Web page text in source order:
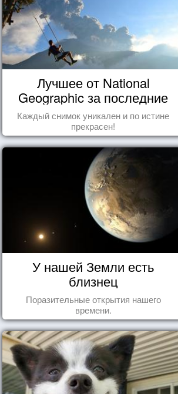
Лучшее от National
Geographic за последние
пару лет
Каждый снимок уникален и по истине
прекрасен!
У нашей Земли есть
близнец
Поразительные открытия нашего
времени.